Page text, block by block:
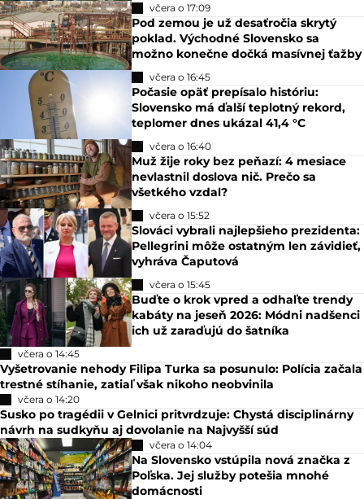
včera o 17:09
Pod zemou je už desaťročia skrytý
poklad. Východné Slovensko sa
možno konečne dočká masívnej ťažby
včera o 16:45
Počasie opäť prepísalo históriu:
Slovensko má ďalší teplotný rekord,
teplomer dnes ukázal 41,4 °C
včera o 16:40
Muž žije roky bez peňazí: 4 mesiace
nevlastnil doslova nič. Prečo sa
všetkého vzdal?
včera o 15:52
Slováci vybrali najlepšieho prezidenta:
Pellegrini môže ostatným len závidieť,
vyhráva Čaputová
včera o 15:45
Buďte o krok vpred a odhaľte trendy
kabáty na jeseň 2026: Módni nadšenci
ich už zaraďujú do šatníka
včera o 14:45
Vyšetrovanie nehody Filipa Turka sa posunulo: Polícia začala
trestné stíhanie, zatiaľ však nikoho neobvinila
včera o 14:20
Susko po tragédii v Gelnici pritvrdzuje: Chystá disciplinárny
návrh na sudkyňu aj dovolanie na Najvyšší súd
včera o 14:04
Na Slovensko vstúpila nová značka z
Poľska. Jej služby potešia mnohé
domácnosti